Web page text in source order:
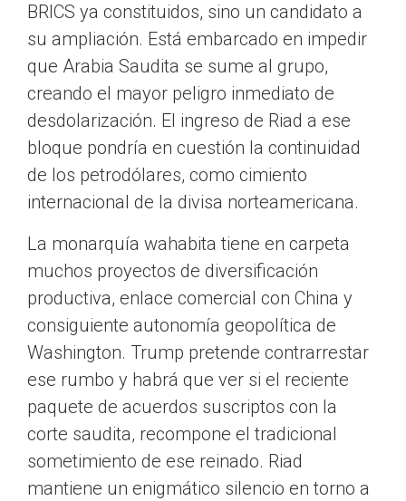
BRICS ya constituidos, sino un candidato a
su ampliación. Está embarcado en impedir
que Arabia Saudita se sume al grupo,
creando el mayor peligro inmediato de
desdolarización. El ingreso de Riad a ese
bloque pondría en cuestión la continuidad
de los petrodólares, como cimiento
internacional de la divisa norteamericana.
La monarquía wahabita tiene en carpeta
muchos proyectos de diversificación
productiva, enlace comercial con China y
consiguiente autonomía geopolítica de
Washington. Trump pretende contrarrestar
ese rumbo y habrá que ver si el reciente
paquete de acuerdos suscriptos con la
corte saudita, recompone el tradicional
sometimiento de ese reinado. Riad
mantiene un enigmático silencio en torno a